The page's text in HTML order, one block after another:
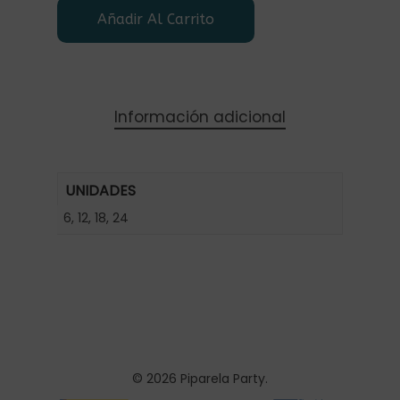
Añadir Al Carrito
Información adicional
UNIDADES
6, 12, 18, 24
© 2026 Piparela Party.